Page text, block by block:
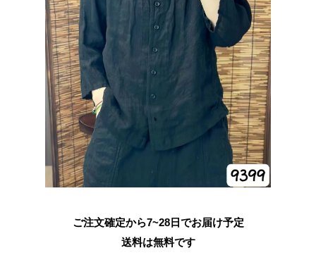
ご注文確定から7~28日でお届け予定
送料は無料です